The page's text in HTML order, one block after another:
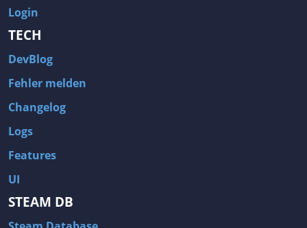
Login
TECH
DevBlog
Fehler melden
Changelog
Logs
Features
UI
STEAM DB